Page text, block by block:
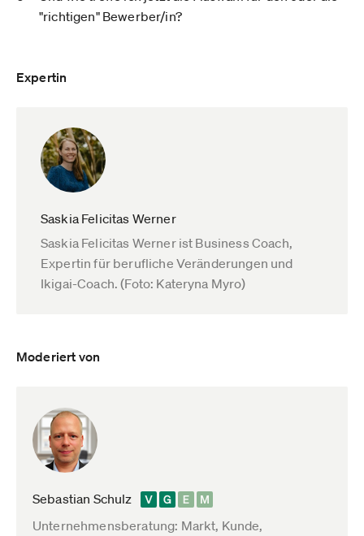
"richtigen" Bewerber/in?
Expertin
Saskia Felicitas Werner
Saskia Felicitas Werner ist Business Coach,
Expertin für berufliche Veränderungen und
Ikigai-Coach. (Foto: Kateryna Myro)
Moderiert von
Sebastian Schulz
Unternehmensberatung: Markt, Kunde,